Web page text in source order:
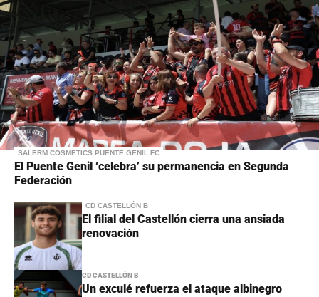
SALERM COSMETICS PUENTE GENIL FC
El Puente Genil ‘celebra’ su permanencia en Segunda
Federación
CD CASTELLÓN B
El filial del Castellón cierra una ansiada
renovación
CD CASTELLÓN B
Un exculé refuerza el ataque albinegro